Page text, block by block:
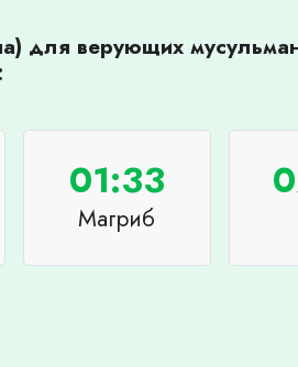
для верующих
01:33
Магриб